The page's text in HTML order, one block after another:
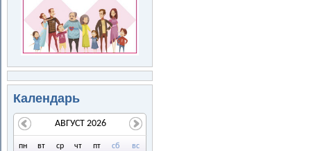
Календарь
пн вт ср чт пт сб вс
АВГУСТ 2026